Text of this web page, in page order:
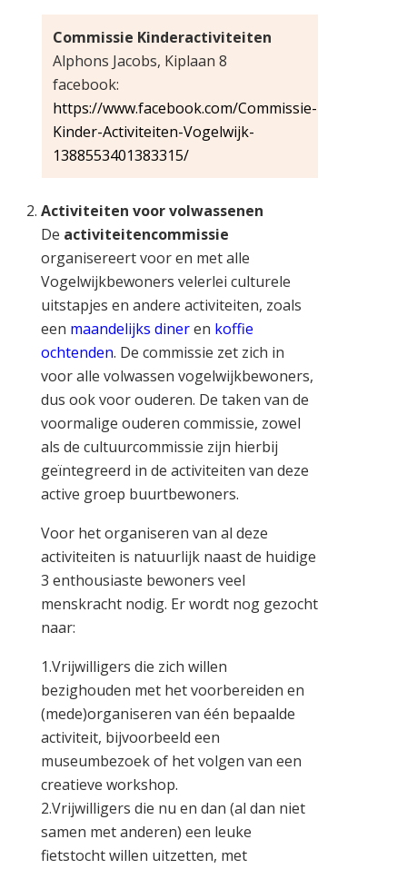
Commissie Kinderactiviteiten
Alphons Jacobs, Kiplaan 8
facebook:
https://www.facebook.com/Commissie-
Kinder-Activiteiten-Vogelwijk-
1388553401383315/
Activiteiten voor volwassenen
De activiteitencommissie
organisereert voor en met alle
Vogelwijkbewoners velerlei culturele
uitstapjes en andere activiteiten, zoals
een maandelijks dineren koffie
ochtenden. De commissie zet zich in
voor alle volwassen vogelwijkbewoners,
dus ook voor ouderen. De taken van de
voormalige ouderen commissie, zowel
als de cultuurcommissie zijn hierbij
geïntegreerd in de activiteiten van deze
active groep buurtbewoners.
Voor het organiseren van al deze
activiteiten is natuurlijk naast de huidige
3 enthousiaste bewoners veel
menskracht nodig. Er wordt nog gezocht
naar:
1.Vrijwilligers die zich willen
bezighouden met het voorbereiden en
(mede)organiseren van één bepaalde
activiteit, bijvoorbeeld een
museumbezoek of het volgen van een
creatieve workshop.
2.Vrijwilligers die nu en dan (al dan niet
samen met anderen) een leuke
fietstocht willen uitzetten, met